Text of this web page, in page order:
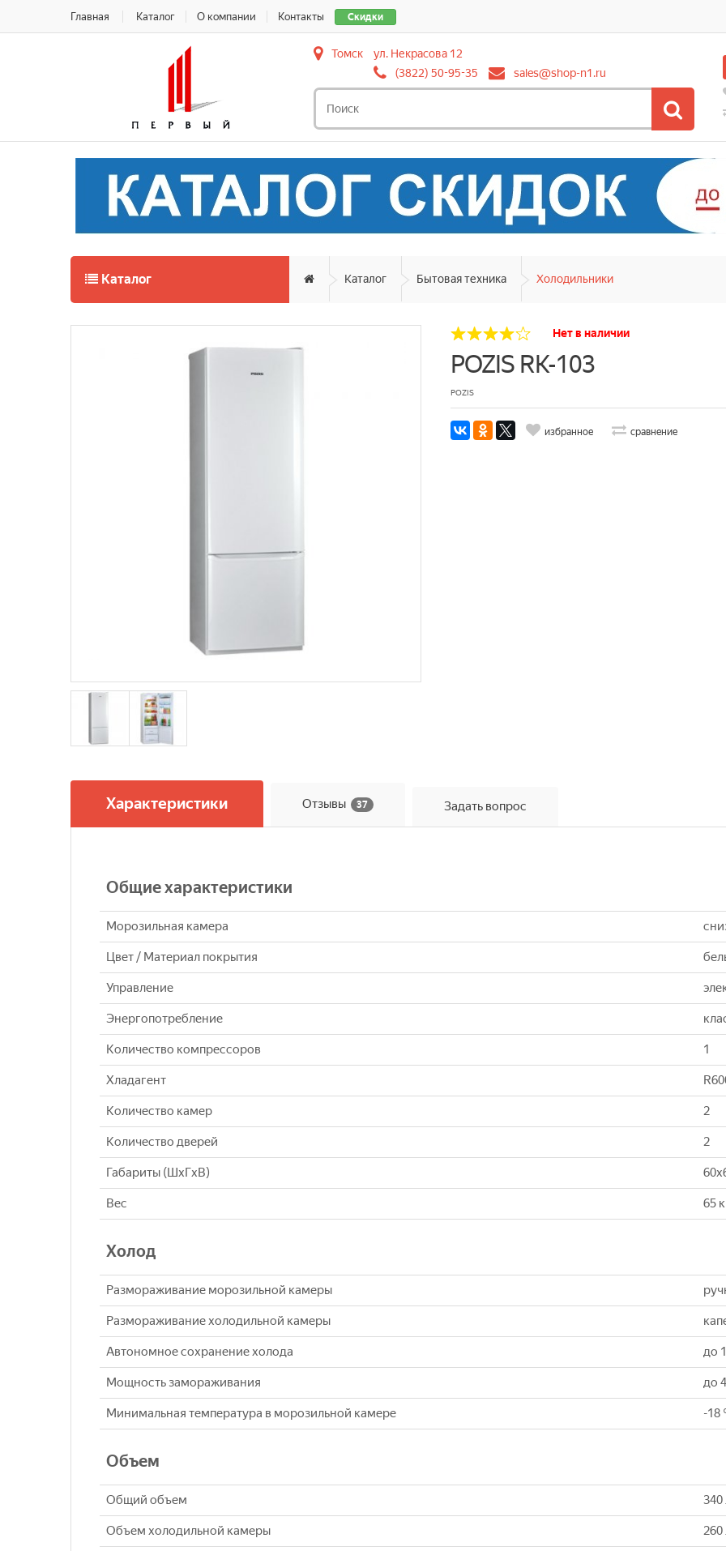
Скидки
Главная Каталог О компании Контакты
Томск
ул. Некрасова 12
(3822) 50-95-35
sales@shop-n1.ru
Каталог Каталог Бытовая техника Холодильники
Нет в наличии
POZIS RK-103
POZIS
избранное сравнение
Характеристики Отзывы 37 Задать вопрос
Общие характеристики
Морозильная камера
Цвет / Материал покрытия
Управление
Энергопотребление
Количество компрессоров 1
Хладагент
Количество камер 2
Количество дверей 2
Габариты (ШxГxВ)
Вес 65
Холод
Размораживание морозильной камеры
Размораживание холодильной камеры
Автономное сохранение холода до
Мощность замораживания до
Минимальная температура в морозильной камере -18
Объем
Общий объем 340
Объем холодильной камеры 260